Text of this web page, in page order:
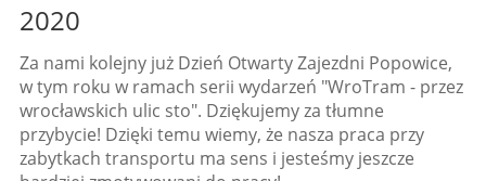
2020
Za nami kolejny już Dzień Otwarty Zajezdni Popowice,
w tym roku w ramach serii wydarzeń "WroTram - przez
wrocławskich ulic sto". Dziękujemy za tłumne
przybycie! Dzięki temu wiemy, że nasza praca przy
zabytkach transportu ma sens i jesteśmy jeszcze